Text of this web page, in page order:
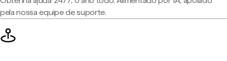
pela nossa equipe de suporte.